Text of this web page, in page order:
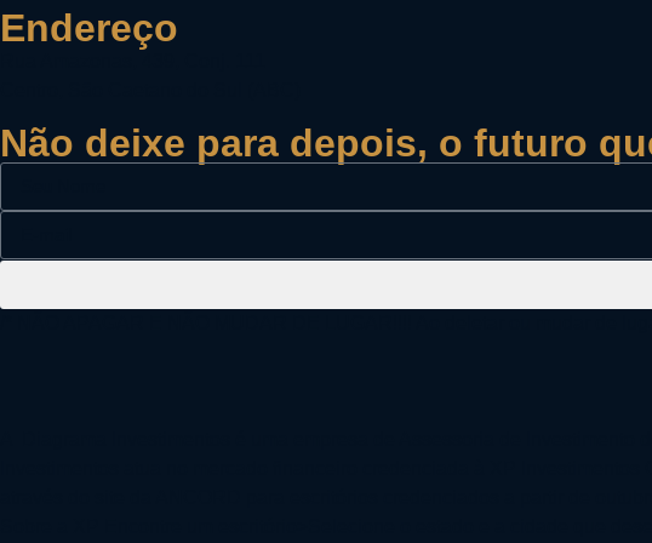
Endereço
Não deixe para depois, o futuro